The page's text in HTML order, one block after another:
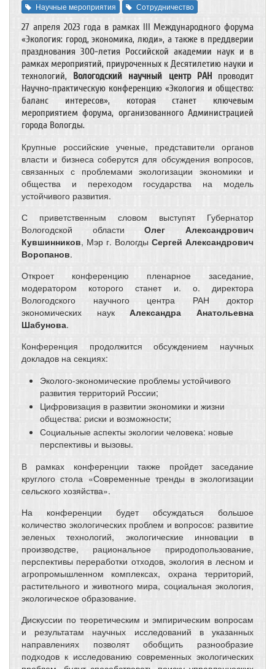
Научные мероприятия
Сотрудничество
27 апреля 2023 года в рамках III Международного форума
«Экология: город, экономика, люди», а также в преддверии
празднования 300-летия Российской академии наук и в
рамках мероприятий, приуроченных к Десятилетию науки и
технологий, Вологодский научный центр РАНпроводит
Научно-практическую конференцию «Экология и общество:
баланс интересов», которая станет ключевым
мероприятием форума, организованного Администрацией
города Вологды.
Крупные российские ученые, представители органов
власти и бизнеса соберутся для обсуждения вопросов,
связанных с проблемами экологизации экономики и
общества и переходом государства на модель
устойчивого развития.
С приветственным словом выступят Губернатор
Вологодской областиОлег Александрович
Кувшинников, Мэр г. Вологды Сергей Александрович
Воропанов.
Откроет конференцию пленарное заседание,
модератором которого станет и. о. директора
Вологодского научного центра РАН доктор
экономических наукАлександра Анатольевна
Шабунова.
Конференция продолжится обсуждением научных
докладов на секциях:
Эколого-экономические проблемы устойчивого
развития территорий России;
Цифровизация в развитии экономики и жизни
общества: риски и возможности;
Социальные аспекты экологии человека: новые
перспективы и вызовы.
В рамках конференции также пройдет заседание
круглого стола «Современные тренды в экологизации
сельского хозяйства».
На конференции будет обсуждаться большое
количество экологических проблем и вопросов: развитие
зеленых технологий, экологические инновации в
производстве, рациональное природопользование,
перспективы переработки отходов, экология в лесном и
агропромышленном комплексах, охрана территорий,
растительного и животного мира, социальная экология,
экологическое образование.
Дискуссии по теоретическим и эмпирическим вопросам
и результатам научных исследований в указанных
направлениях позволят обобщить разнообразие
подходов к исследованию современных экологических